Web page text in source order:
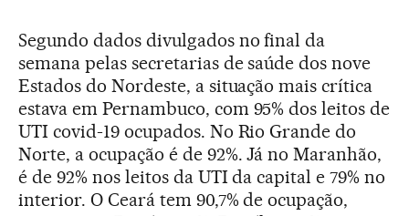
Segundo dados divulgados no final da
semana pelas secretarias de saúde dos nove
Estados do Nordeste, a situação mais crítica
estava em Pernambuco, com 95% dos leitos de
UTI covid-19 ocupados. No Rio Grande do
Norte, a ocupação é de 92%. Já no Maranhão,
é de 92% nos leitos da UTI da capital e 79% no
interior. O Ceará tem 90,7% de ocupação,